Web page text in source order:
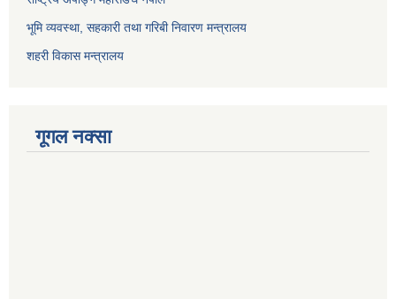
भूमि व्यवस्था, सहकारी तथा गरिबी निवारण मन्त्रालय
शहरी विकास मन्त्रालय
गूगल नक्सा